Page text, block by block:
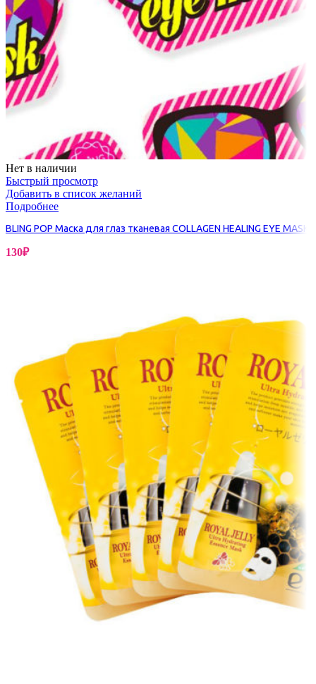
Нет в наличии
Быстрый просмотр
Добавить в список желаний
Подробнее
BLING POP Маска для глаз тканевая COLLAGEN HEALING EYE MASK
130₽